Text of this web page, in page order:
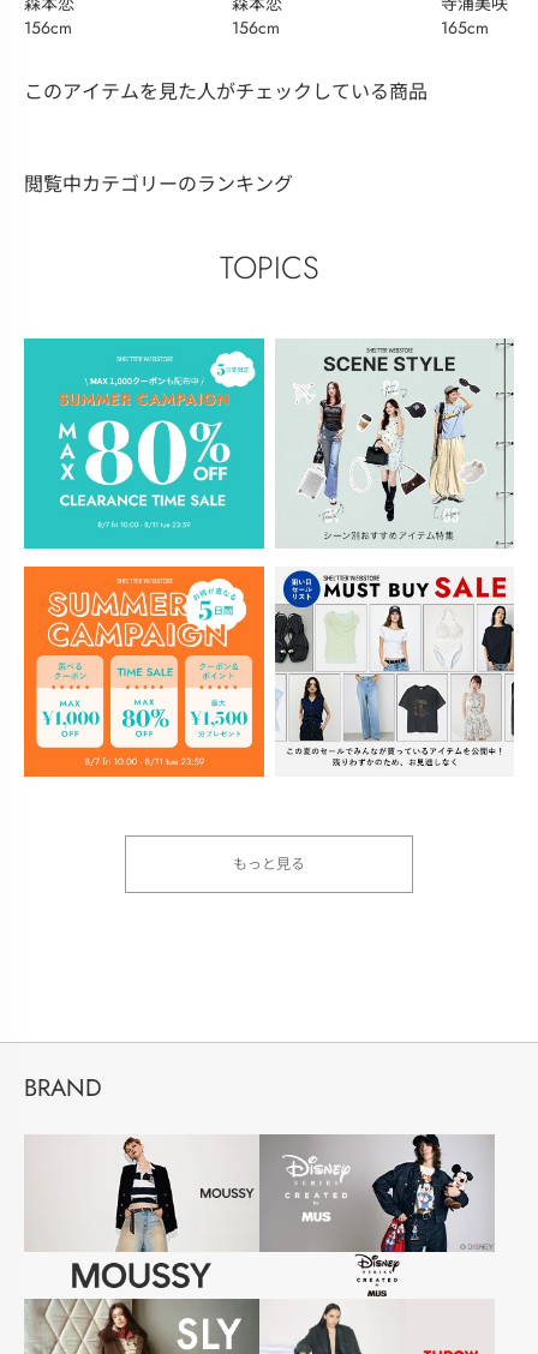
156cm
156cm
165cm
このアイテムを見た人がチェックしている商品
閲覧中カテゴリーのランキング
TOPICS
もっと見る
BRAND